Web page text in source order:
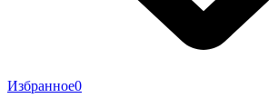
Избранное0